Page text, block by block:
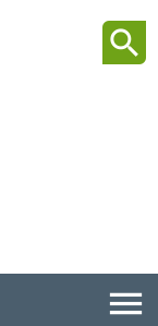
search
menu